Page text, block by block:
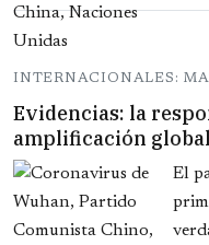
INTERNACIONALES:
Evidencias: la
amplificación
El